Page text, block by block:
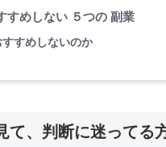
すめしない ５つの 副業
すすめしないのか
て、判断に迷ってる